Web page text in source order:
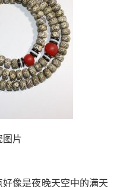
图片
像是夜晚天空中的满天